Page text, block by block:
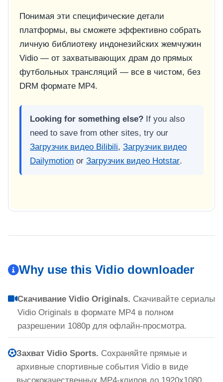
Понимая эти специфические детали
платформы, вы сможете эффективно собрать
личную библиотеку индонезийских жемчужин
Vidio — от захватывающих драм до прямых
футбольных трансляций — все в чистом, без
DRM формате MP4.
Looking for something else? If you also
need to save from other sites, try our
Загрузчик видео Bilibili,Загрузчик видео
Dailymotion orЗагрузчик видео Hotstar.
Why use this Vidio downloader
Скачивание Vidio Originals. Скачивайте сериалы
Vidio Originals в формате MP4 в полном
разрешении 1080p для офлайн-просмотра.
Захват Vidio Sports. Сохраняйте прямые и
архивные спортивные события Vidio в виде
высококачественных MP4-клипов до 1920x1080.